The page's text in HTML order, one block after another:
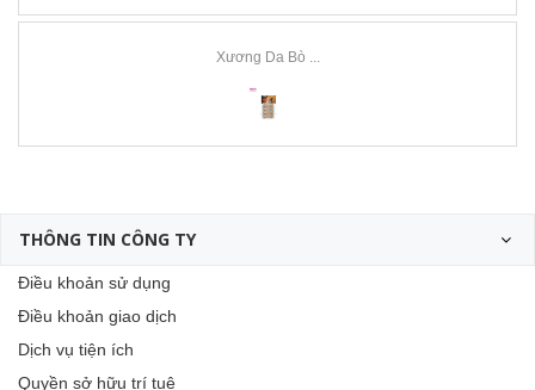
Xương Da Bò ...
THÔNG TIN CÔNG TY
Điều khoản sử dụng
Điều khoản giao dịch
Dịch vụ tiện ích
Quyền sở hữu trí tuệ